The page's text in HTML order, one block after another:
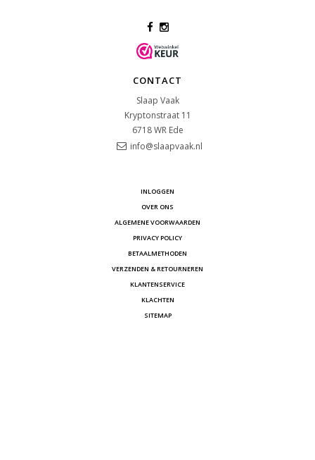
CONTACT
Slaap Vaak
Kryptonstraat 11
6718 WR Ede
info@slaapvaak.nl
INLOGGEN
OVER ONS
ALGEMENE VOORWAARDEN
PRIVACY POLICY
BETAALMETHODEN
VERZENDEN & RETOURNEREN
KLANTENSERVICE
KLACHTEN
SITEMAP